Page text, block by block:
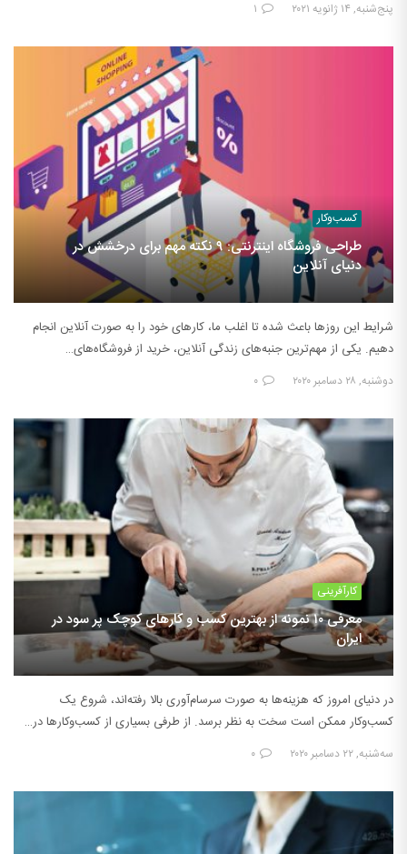
پنج‌شنبه, ۱۴ ژانویه ۲۰۲۱ ۱
کسب‌وکار
طراحی فروشگاه اینترنتی: ۹ نکته مهم برای درخشش در
دنیای آنلاین
شرایط این روزها باعث شده تا اغلب ما، کارهای خود را به صورت آنلاین انجام
دهیم. یکی از مهم‌ترین جنبه‌های زندگی آنلاین، خرید از فروشگاه‌های…
دوشنبه, ۲۸ دسامبر ۲۰۲۰ ۰
کارآفرینی
معرفی ۱۰ نمونه از بهترین کسب و کارهای کوچک پر سود در
ایران
در دنیای امروز که هزینه‌ها به صورت سرسام‌آوری بالا رفته‌اند، شروع یک
کسب‌وکار ممکن است سخت به نظر برسد. از طرفی بسیاری از کسب‌وکارها در…
سه‌شنبه, ۲۲ دسامبر ۲۰۲۰ ۰